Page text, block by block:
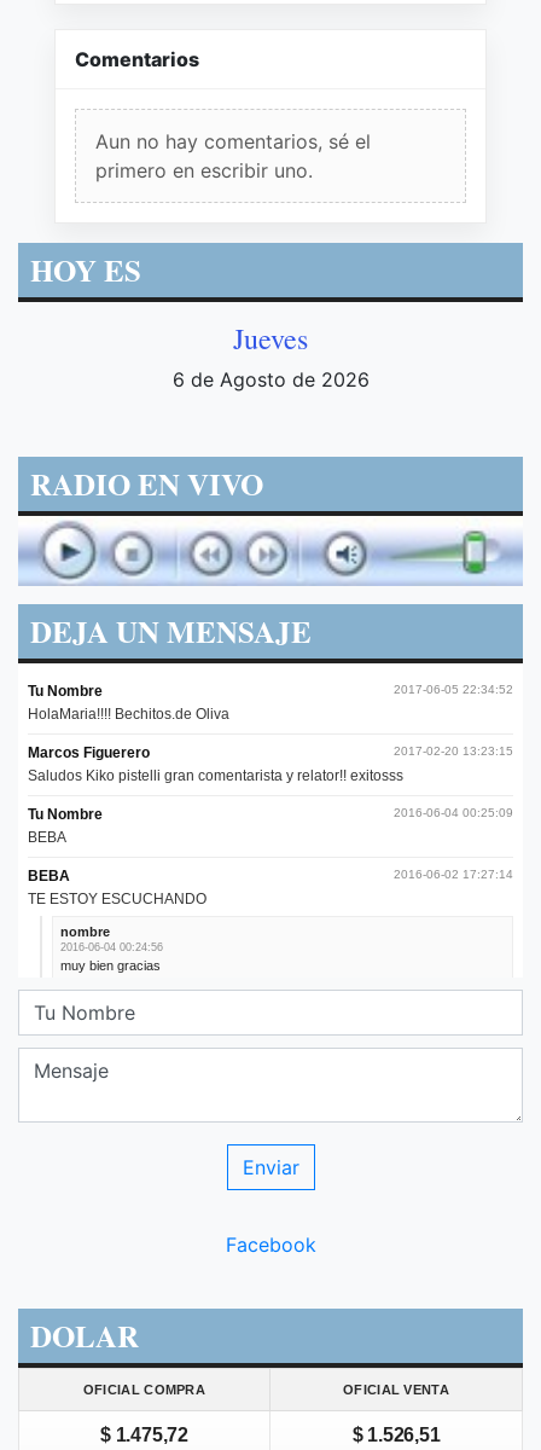
Comentarios
Aun no hay comentarios, sé el
primero en escribir uno.
HOY ES
Jueves
6 de Agosto de 2026
RADIO EN VIVO
DEJA UN MENSAJE
Facebook
DOLAR
OFICIAL COMPRA OFICIAL VENTA
$ 1.475,72 $ 1.526,51